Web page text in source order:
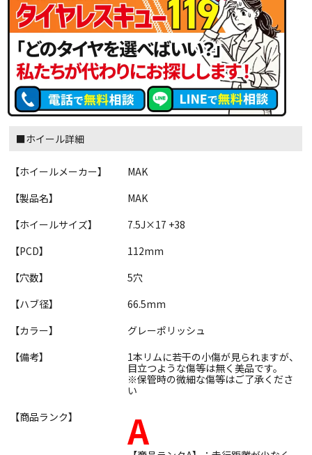
■ホイール詳細
【ホイールメーカー】
MAK
【製品名】
MAK
【ホイールサイズ】
7.5J×17 +38
【PCD】
112mm
【穴数】
5穴
【ハブ径】
66.5mm
【カラー】
グレーポリッシュ
【備考】
1本リムに若干の小傷が見られますが、
目立つような傷等は無く美品です。
※保管時の微細な傷等はご了承くださ
い
【商品ランク】
A